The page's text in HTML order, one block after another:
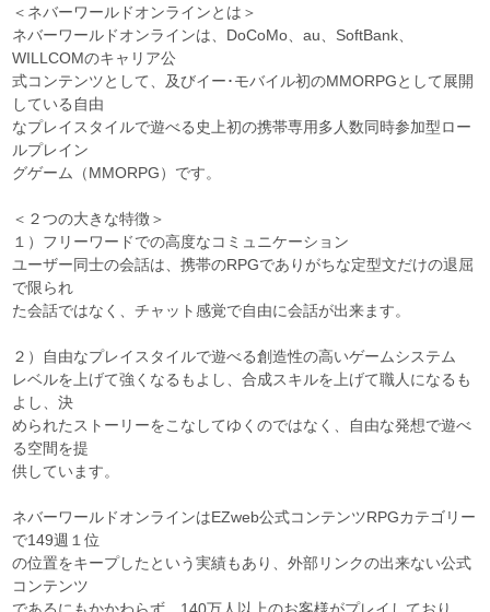
＜ネバーワールドオンラインとは＞
ネバーワールドオンラインは、DoCoMo、au、SoftBank、
WILLCOMのキャリア公
式コンテンツとして、及びイー･モバイル初のMMORPGとして展開
している自由
なプレイスタイルで遊べる史上初の携帯専用多人数同時参加型ロー
ルプレイン
グゲーム（MMORPG）です。
＜２つの大きな特徴＞
１）フリーワードでの高度なコミュニケーション
ユーザー同士の会話は、携帯のRPGでありがちな定型文だけの退屈
で限られ
た会話ではなく、チャット感覚で自由に会話が出来ます。
２）自由なプレイスタイルで遊べる創造性の高いゲームシステム
レベルを上げて強くなるもよし、合成スキルを上げて職人になるも
よし、決
められたストーリーをこなしてゆくのではなく、自由な発想で遊べ
る空間を提
供しています。
ネバーワールドオンラインはEZweb公式コンテンツRPGカテゴリー
で149週１位
の位置をキープしたという実績もあり、外部リンクの出来ない公式
コンテンツ